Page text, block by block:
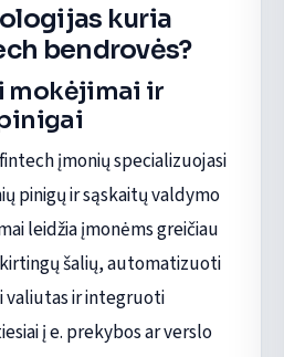
kuria
bendrovės?
mokėjimai ir
įmonių specializuojasi
pinigų ir sąskaitų valdymo
leidžia įmonėms greičiau
šalių, automatizuoti
ir integruoti
į e. prekybos ar verslo